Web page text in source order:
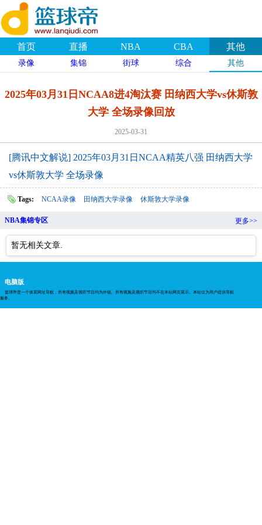
首页 直播 NBA CBA 其他
录像 集锦 街球 综合 其他
2025年03月31日NCAA8进4淘汰赛 田纳西大学vs休斯敦
大学 全场录像回放
2025-03-31
[腾讯中文解说] 2025年03月31日NCAA精英八强 田纳西大学
vs休斯敦大学 全场录像
Tags: NCAA录像 田纳西大学录像 休斯敦大学录像
NBA集锦专区 更多>>
暂无相关文章.
电脑版
篮球帝是一个体育网址导航，所有视频及视听节目均为外链。所有视频及视听节目均不在本站网页展示。本站仅为用户提供导航
服务。